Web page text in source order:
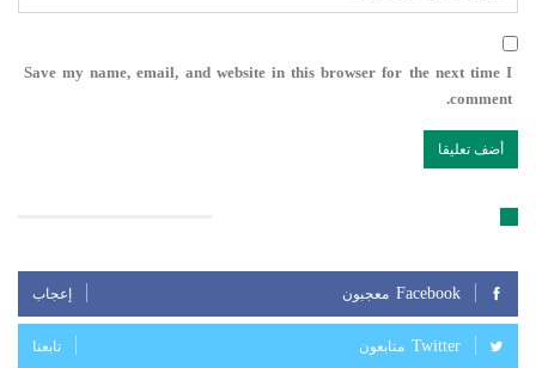
Save my name, email, and website in this browser for the next time I
comment.
Facebook معجبون إعجاب
Twitter متابعون تابعنا